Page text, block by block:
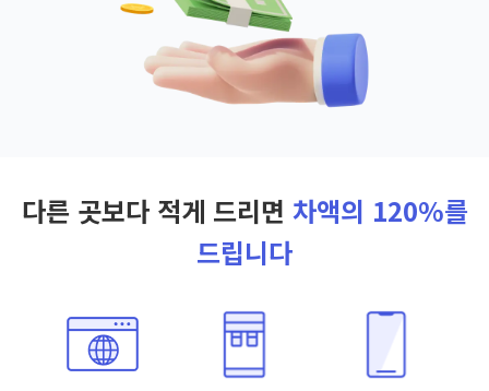
다른 곳보다 적게 드리면 차액의 120%를
드립니다